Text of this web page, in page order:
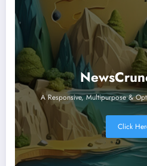
A Responsive, Multipurpose &
Click